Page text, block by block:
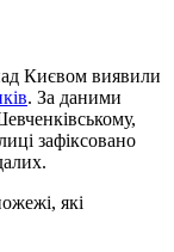
Києвом виявили
. За даними
зафіксовано
які